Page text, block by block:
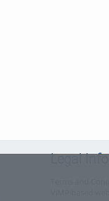
Legal Info